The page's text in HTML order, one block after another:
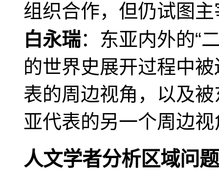
组织合作，但仍试图
白永瑞：东亚内外的“
的世界史展开过程中
表的周边视角，以及
亚代表的另一个周边视
人文学者分析区域问题